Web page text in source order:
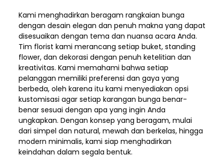
Kami menghadirkan beragam rangkaian bunga
dengan desain elegan dan penuh makna yang dapat
disesuaikan dengan tema dan nuansa acara Anda.
Tim florist kami merancang setiap buket, standing
flower, dan dekorasi dengan penuh ketelitian dan
kreativitas. Kami memahami bahwa setiap
pelanggan memiliki preferensi dan gaya yang
berbeda, oleh karena itu kami menyediakan opsi
kustomisasi agar setiap karangan bunga benar-
benar sesuai dengan apa yang ingin Anda
ungkapkan. Dengan konsep yang beragam, mulai
dari simpel dan natural, mewah dan berkelas, hingga
modern minimalis, kami siap menghadirkan
keindahan dalam segala bentuk.